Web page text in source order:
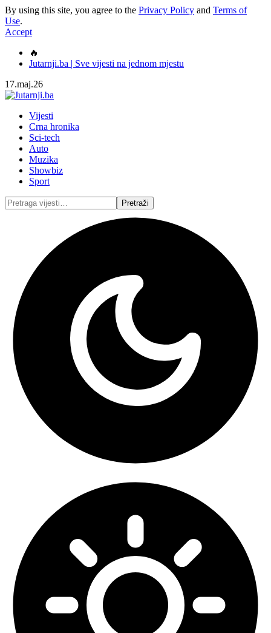
By using this site, you agree to the Privacy Policy and Terms of
Use.
Accept
🔥
Jutarnji.ba | Sve vijesti na jednom mjestu
17.maj.26
Vijesti
Crna hronika
Sci-tech
Auto
Muzika
Showbiz
Sport